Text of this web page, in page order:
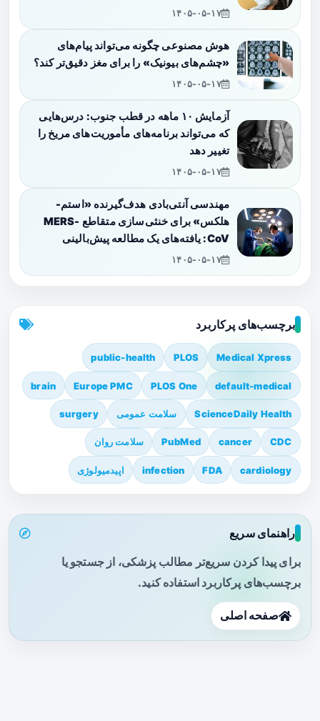
۱۴۰۵-۰۵-۱۷
هوش مصنوعی چگونه می‌تواند پیام‌های
«چشم‌های بیونیک» را برای مغز دقیق‌تر کند؟
۱۴۰۵-۰۵-۱۷
آزمایش ۱۰ ماهه در قطب جنوب: درس‌هایی
که می‌تواند برنامه‌های مأموریت‌های مریخ را
تغییر دهد
۱۴۰۵-۰۵-۱۷
مهندسی آنتی‌بادی هدف‌گیرنده «استم-
هلکس» برای خنثی‌سازی متقاطع MERS-
CoV: یافته‌های یک مطالعه پیش‌بالینی
۱۴۰۵-۰۵-۱۷
برچسب‌های پرکاربرد
Medical Xpress
PLOS
public-health
default-medical
PLOS One
Europe PMC
brain
ScienceDaily Health سلامت عمومی surgery
CDC
cancer
PubMed سلامت روان
cardiology
FDA
infection اپیدمیولوژی
راهنمای سریع
برای پیدا کردن سریع‌تر مطالب پزشکی، از جستجو یا
برچسب‌های پرکاربرد استفاده کنید.
صفحه اصلی